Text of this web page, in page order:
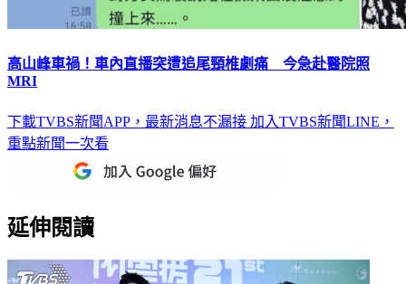
高山峰車禍！車內直播突遭追尾頸椎劇痛 今急赴醫院照
MRI
下載TVBS新聞APP，最新消息不漏接 加入TVBS新聞LINE，
重點新聞一次看
延伸閱讀